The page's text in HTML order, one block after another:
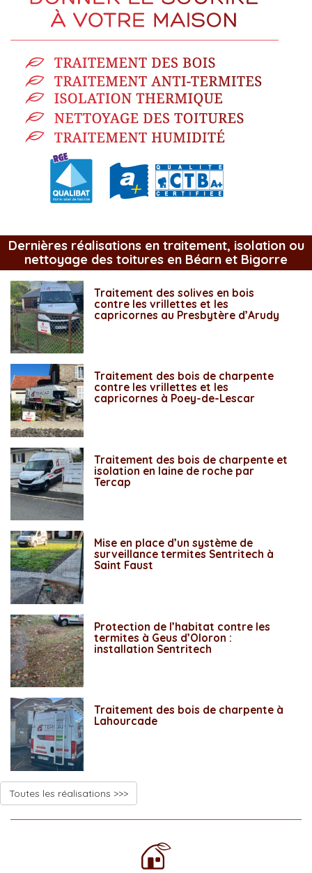
Dernières réalisations en traitement, isolation ou
nettoyage des toitures en Béarn et Bigorre
Traitement des solives en bois
contre les vrillettes et les
capricornes au Presbytère d’Arudy
Traitement des bois de charpente
contre les vrillettes et les
capricornes à Poey-de-Lescar
Traitement des bois de charpente et
isolation en laine de roche par
Tercap
Mise en place d’un système de
surveillance termites Sentritech à
Saint Faust
Protection de l’habitat contre les
termites à Geus d’Oloron :
installation Sentritech
Traitement des bois de charpente à
Lahourcade
Toutes les réalisations >>>